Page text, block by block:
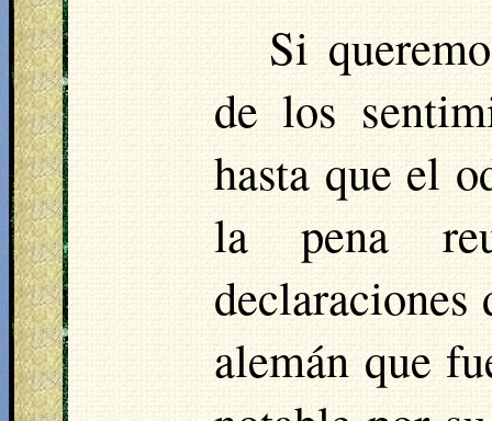
Si
de los
hasta que el
la pena
alemán que